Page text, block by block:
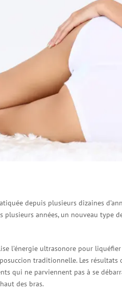
depuis plusieurs dizaines
plusieurs années, un nouveau type
l’énergie ultrasonore pour
traditionnelle. Les résultats
qui ne parviennent pas à se
des bras.